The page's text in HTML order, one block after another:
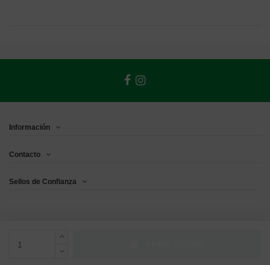
Información
Contacto
Sellos de Confianza